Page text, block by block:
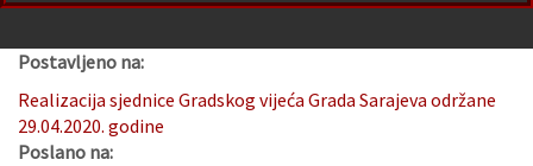
Postavljeno na:
Realizacija sjednice Gradskog vijeća Grada Sarajeva održane
29.04.2020. godine
Poslano na: